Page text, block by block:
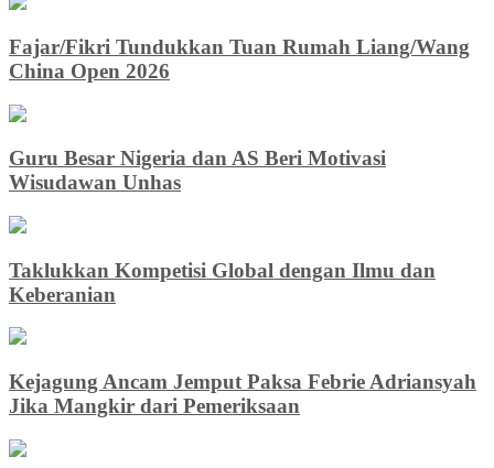
Fajar/Fikri Tundukkan Tuan Rumah Liang/Wang
China Open 2026
Guru Besar Nigeria dan AS Beri Motivasi
Wisudawan Unhas
Taklukkan Kompetisi Global dengan Ilmu dan
Keberanian
Kejagung Ancam Jemput Paksa Febrie Adriansyah
Jika Mangkir dari Pemeriksaan